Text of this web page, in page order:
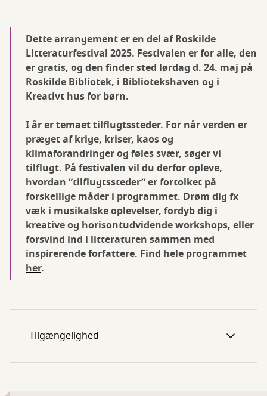
Dette arrangement er en del af Roskilde
Litteraturfestival 2025. Festivalen er for alle, den
er gratis, og den finder sted lørdag d. 24. maj på
Roskilde Bibliotek, i Bibliotekshaven og i
Kreativt hus for børn.
I år er temaet tilflugtssteder. For når verden er
præget af krige, kriser, kaos og
klimaforandringer og føles svær, søger vi
tilflugt. På festivalen vil du derfor opleve,
hvordan ”tilflugtssteder” er fortolket på
forskellige måder i programmet. Drøm dig fx
væk i musikalske oplevelser, fordyb dig i
kreative og horisontudvidende workshops, eller
forsvind ind i litteraturen sammen med
inspirerende forfattere. Find hele programmet
her.
Tilgængelighed